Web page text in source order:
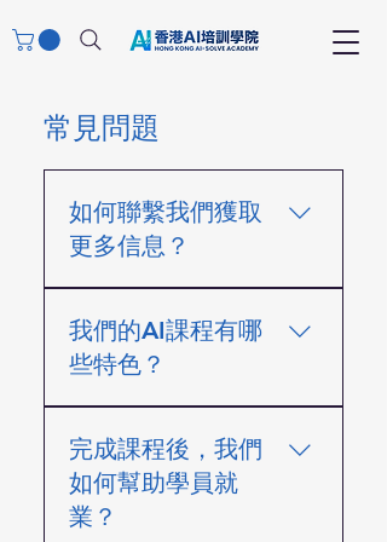
常見問題
如何聯繫我們獲取
更多信息？
7206或電子郵件
admin@hkai-solve.com與我
助。
我們的AI課程有哪
些特色？
計，強調實戰應用，涵蓋AI
資訊管理、自動化工作流、
AI Agent、多媒體製作及自
媒體營運策略。無論您的起
完成課程後，我們
如何幫助學員就
業？